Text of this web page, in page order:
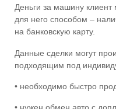
Деньги за машину
для него способом –
на банковскую карту.
Данные сделки могут
подходящим под
• необходимо быстро